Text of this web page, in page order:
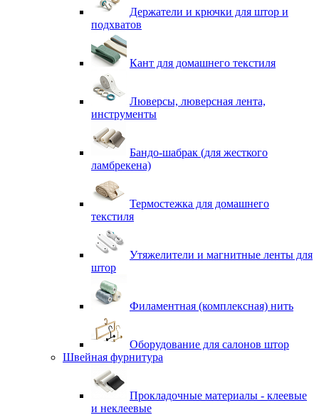
Держатели и крючки для штор и
подхватов
Кант для домашнего текстиля
Люверсы, люверсная лента,
инструменты
Бандо-шабрак (для жесткого
ламбрекена)
Термостежка для домашнего
текстиля
Утяжелители и магнитные ленты для
штор
Филаментная (комплексная) нить
Оборудование для салонов штор
Швейная фурнитура
Прокладочные материалы - клеевые
и неклеевые